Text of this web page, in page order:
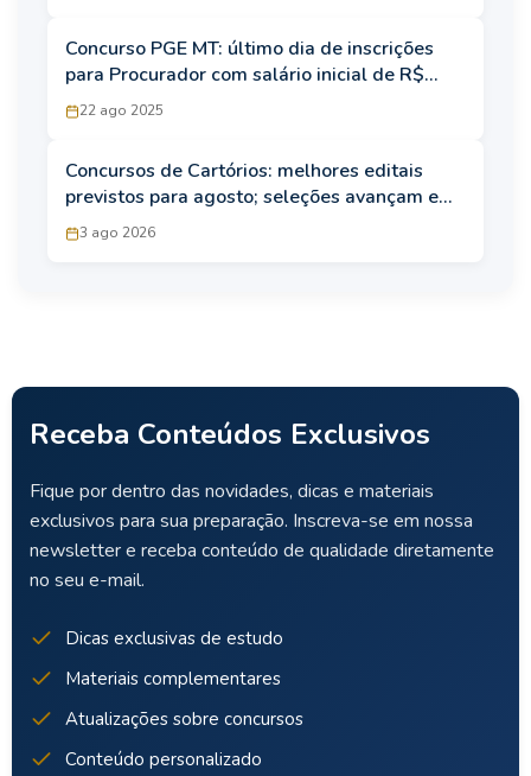
Concurso PGE MT: último dia de inscrições
para Procurador com salário inicial de R$
37,7 mil
22 ago 2025
Concursos de Cartórios: melhores editais
previstos para agosto; seleções avançam em
diversos estados
3 ago 2026
Receba Conteúdos Exclusivos
Fique por dentro das novidades, dicas e materiais
exclusivos para sua preparação. Inscreva-se em nossa
newsletter e receba conteúdo de qualidade diretamente
no seu e-mail.
Dicas exclusivas de estudo
Materiais complementares
Atualizações sobre concursos
Conteúdo personalizado